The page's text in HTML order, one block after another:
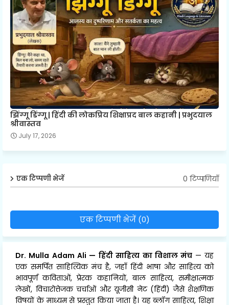
झिंग्गू डिंग्गू | हिंदी की लोकप्रिय शिक्षाप्रद बाल कहानी | प्रभुदयाल
श्रीवास्तव
July 17, 2026
एक टिप्पणी भेजें 0 टिप्पणियाँ
एक टिप्पणी भेजें (0)
Dr. Mulla Adam Ali — हिंदी साहित्य का विशाल मंच — यह
एक समर्पित साहित्यिक मंच है, जहाँ हिंदी भाषा और साहित्य को
भावपूर्ण कविताओं, प्रेरक कहानियों, बाल साहित्य, समीक्षात्मक
लेखों, विचारोत्तेजक चर्चाओं और यूजीसी नेट (हिंदी) जैसे शैक्षणिक
विषयों के माध्यम से प्रस्तुत किया जाता है। यह ब्लॉग साहित्य, शिक्षा